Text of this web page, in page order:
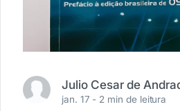
jan. 17 - 2 min de leitura